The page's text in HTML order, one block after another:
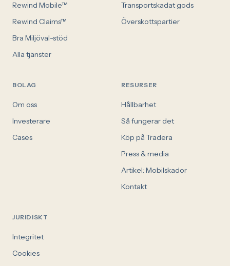
Rewind Mobile™
Rewind Claims™
Bra Miljöval-stöd
Alla tjänster
Transportskadat gods
Överskottspartier
BOLAG
Om oss
Investerare
Cases
RESURSER
Hållbarhet
Så fungerar det
Köp på Tradera
Press & media
Artikel: Mobilskador
Kontakt
JURIDISKT
Integritet
Cookies